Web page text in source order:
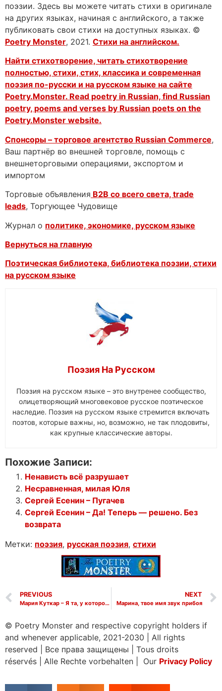
поэзии. Здесь вы можете читать стихи в оригинале
на других языках, начиная с английского, а также
публиковать свои стихи на доступных языках. ©
Poetry Monster, 2021. Стихи на английском.
Найти стихотворение, читать стихотворение
полностью, стихи, стих, классика и современная
поэзия по-русски и на русском языке на сайте
Poetry.Monster. Read poetry in Russian, find Russian
poetry, poems and verses by Russian poets on the
Poetry.Monster website.
Спонсоры – торговое агентство Russian Commerce,
Ваш партнёр во внешней торговле, помощь с
внешнеторговыми операциями, экспортом и
импортом
Торговые объявления B2B со всего света, trade
leads, Торгующее Чудовище
Журнал о политике, экономике, русском языке
Вернуться на главную
Поэтическая библиотека, библиотека поэзии, стихи
на русском языке
Поэзия На Русском
Поэзия на русском языке – это внутренее сообщество,
олицетворяющий многовековое русское поэтическое
наследие. Поэзия на русском языке стремится включать
поэтов, которые важны, но, возможно, не так плодовиты,
как крупные классические авторы.
Похожие Записи:
Ненависть всё разрушает
Несравненная, милая Юля
Сергей Есенин – Пугачев
Сергей Есенин – Да! Теперь — решено. Без
возврата
Метки: поэзия, русская поэзия, стихи
PREVIOUS
Мария Куткар – Я та, у которой все хорошо
NEXT
Марина, твое имя звук прибоя
© Poetry Monster and respective copyright holders if
and whenever applicable, 2021-2030
All rights
reserved
Все права защищены
Tous droits
réservés
Alle Rechte vorbehalten | Our Privacy Policy